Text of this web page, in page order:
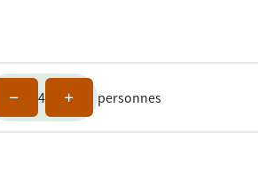
4 personnes